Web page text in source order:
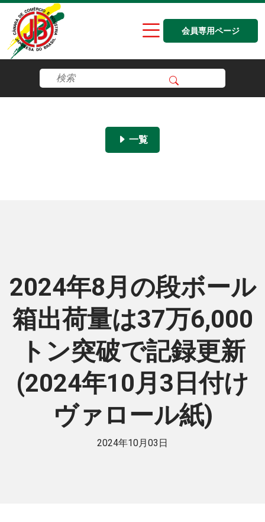
会員専用ページ
一覧
2024年8月の段ボール
箱出荷量は37万6,000
トン突破で記録更新
(2024年10月3日付け
ヴァロール紙)
2024年10月03日